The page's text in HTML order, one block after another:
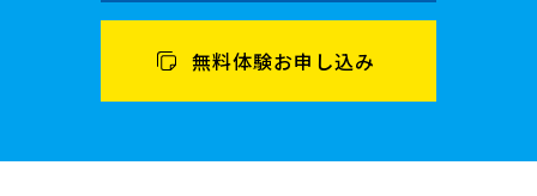
無料体験お申し込み